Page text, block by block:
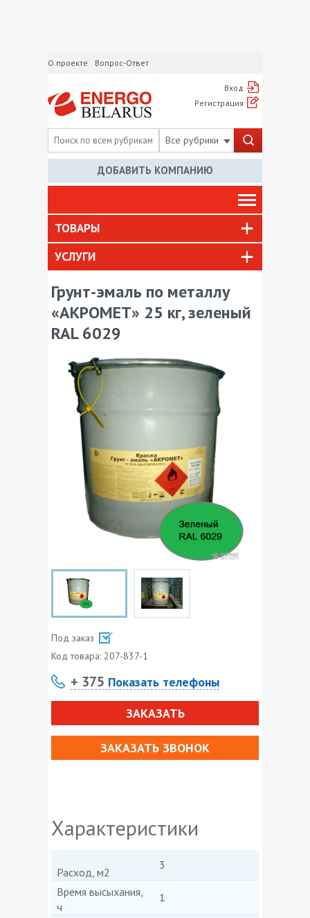
О проекте Вопрос-Ответ
Вход
Регистрация
Все рубрики
ДОБАВИТЬ КОМПАНИЮ
ТОВАРЫ
УСЛУГИ
Грунт-эмаль по металлу
«АКРОМЕТ» 25 кг, зеленый
RAL 6029
Под заказ
Код товара: 207-837-1
+ 375 Показать телефоны
ЗАКАЗАТЬ
ЗАКАЗАТЬ ЗВОНОК
Характеристики
Расход, м2
3
Время высыхания,
ч
1